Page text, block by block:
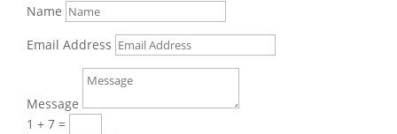
Name
Email Address
Message
1 + 7 =